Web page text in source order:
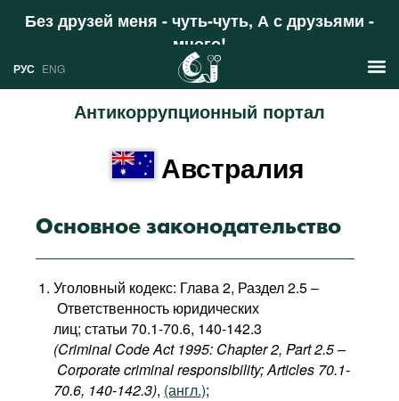
Без друзей меня - чуть-чуть, А с друзьями -
много!
Поддержать
РУС ENG
Антикоррупционный портал
Новости
Аналитика
Профили
Стран
Международных организаций
Литература
Сайты
Документы международных
организаций
О проекте
Австралия
Основное законодательство
Уголовный кодекс: Глава 2, Раздел 2.5 –
Ответственность юридических
лиц; статьи 70.1-70.6, 140-142.3
(Criminal Code Act 1995: Chapter 2, Part 2.5 –
Corporate criminal responsibility; Articles 70.1-
70.6, 140-142.3), (англ.);